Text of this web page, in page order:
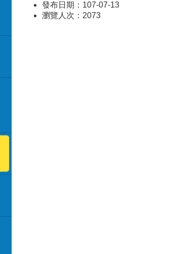
發布日期：107-07-13
瀏覽人次： 2073